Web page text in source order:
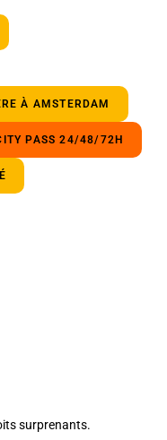
À AMSTERDAM
PASS 24/48/72H
surprenants.